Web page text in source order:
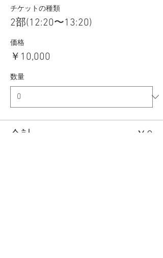
チケットの種類
2部(12:20〜13:20)
価格
￥10,000
数量
合計 ￥0